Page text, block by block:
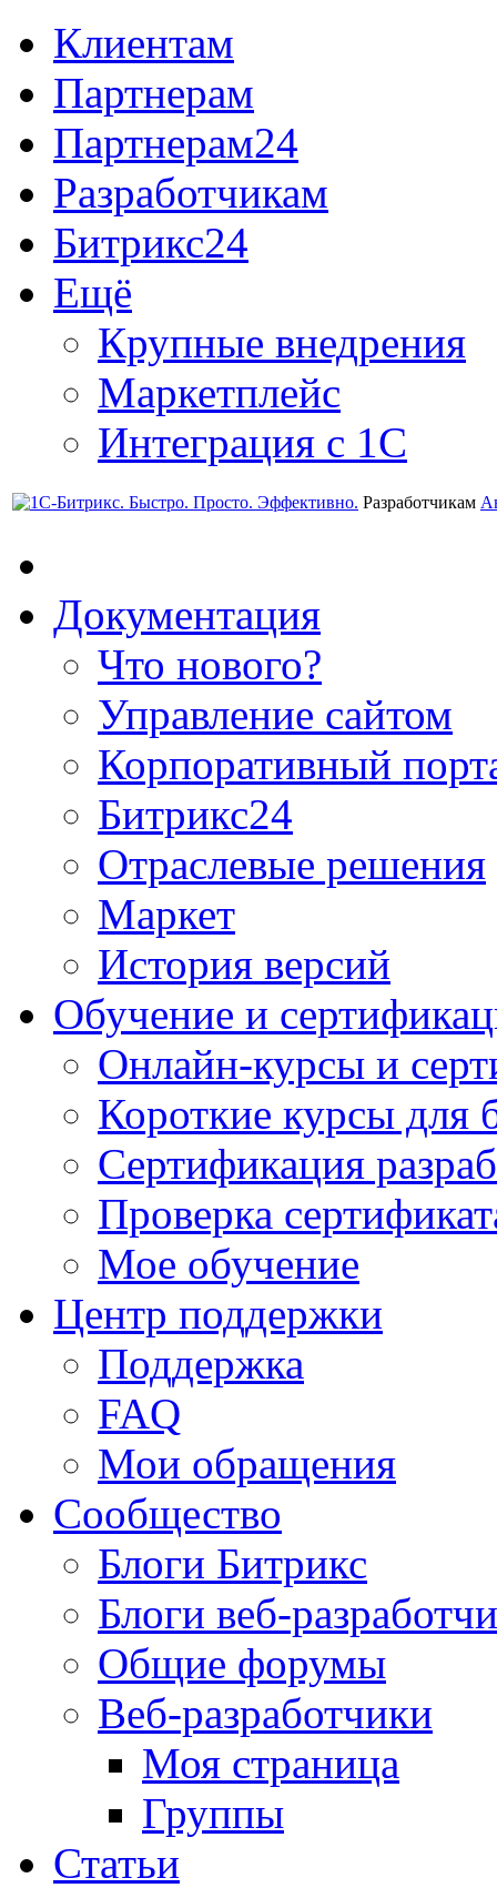
Клиентам
Партнерам
Партнерам24
Разработчикам
Битрикс24
Ещё
Крупные внедрения
Маркетплейс
Интеграция с 1С
Разработчикам
Документация
Что нового?
Управление сайтом
Корпоративный
Битрикс24
Отраслевые решения
Маркет
История версий
Обучение и
Онлайн-курсы и
Короткие курсы для
Сертификация
Проверка
Мое обучение
Центр поддержки
Поддержка
FAQ
Мои обращения
Сообщество
Блоги Битрикс
Блоги веб-
Общие форумы
Веб-разработчики
Моя страница
Группы
Статьи